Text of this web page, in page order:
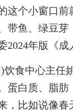
个小窗口前
带鱼、绿豆
2024年版《
中心主任
蛋白质、脂
，比如说像